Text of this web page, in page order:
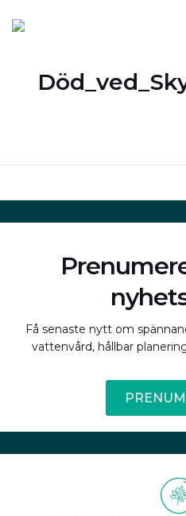
Få senaste nytt om
vattenvård, hållbar